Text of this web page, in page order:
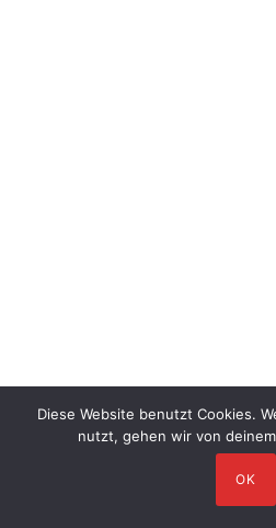
Diese Website benutzt Cookies.
nutzt, gehen wir von
OK